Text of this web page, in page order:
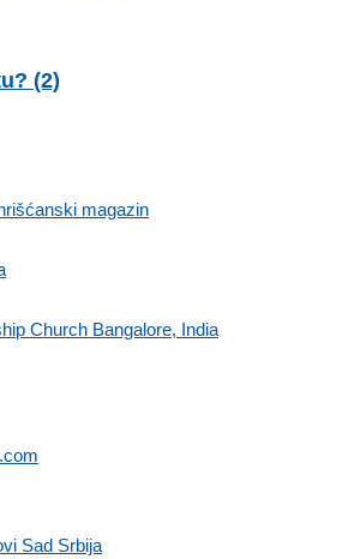
(2)
magazin
Church Bangalore, India
Sad Srbija